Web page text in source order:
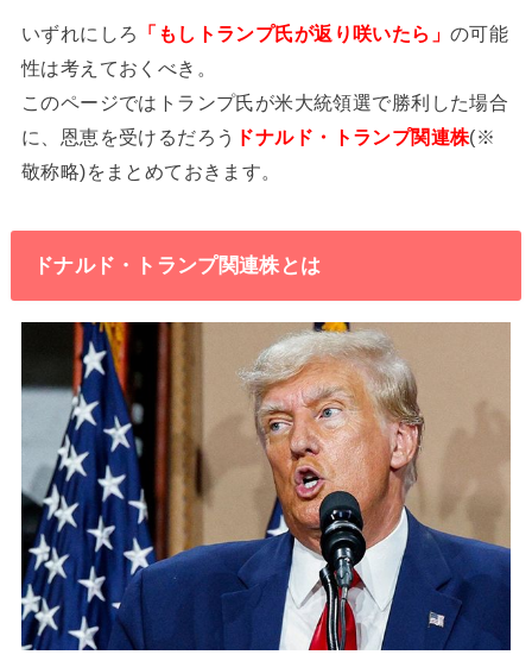
いずれにしろ 「もしトランプ氏が返り咲いたら」 の可能
性は考えておくべき。
このページではトランプ氏が米大統領選で勝利した場合
に、恩恵を受けるだろう ドナルド・トランプ関連株(※
敬称略)をまとめておきます。
ドナルド・トランプ関連株とは